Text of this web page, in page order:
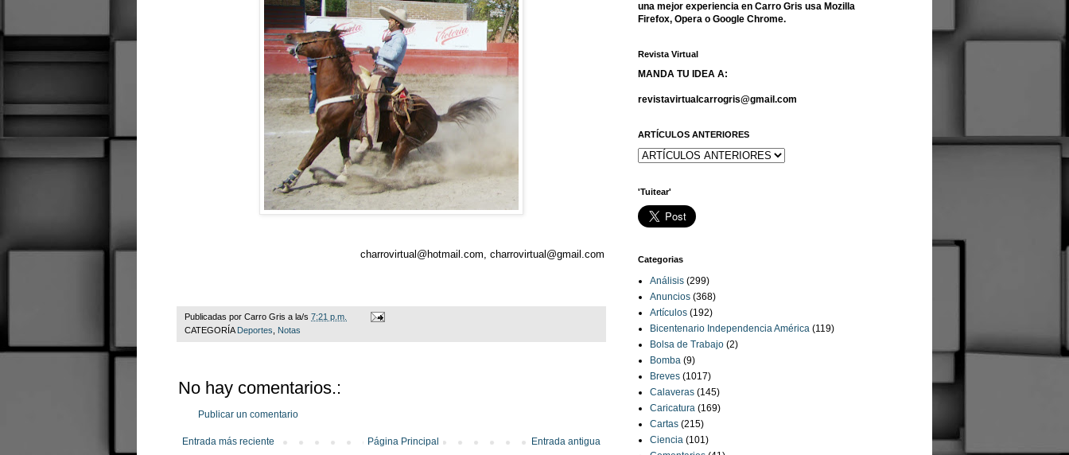
charrovirtual@hotmail.com, charrovirtual@gmail.com
Publicadas por Carro Gris a la/s 7:21 p.m.
CATEGORÍA Deportes Notas
No hay comentarios.:
Publicar un comentario
Entrada más reciente Entrada antigua
Página Principal
una mejor experiencia en Carro Gris usa Mozilla
Firefox, Opera o Google Chrome.
Revista Virtual
MANDA TU IDEA A:
revistavirtualcarrogris@gmail.com
ARTÍCULOS ANTERIORES
'Tuitear'
Categorias
Análisis (299)
Anuncios (368)
Artículos (192)
Bicentenario Independencia América (119)
Bolsa de Trabajo (2)
Bomba (9)
Breves (1017)
Calaveras (145)
Caricatura (169)
Cartas (215)
Ciencia (101)